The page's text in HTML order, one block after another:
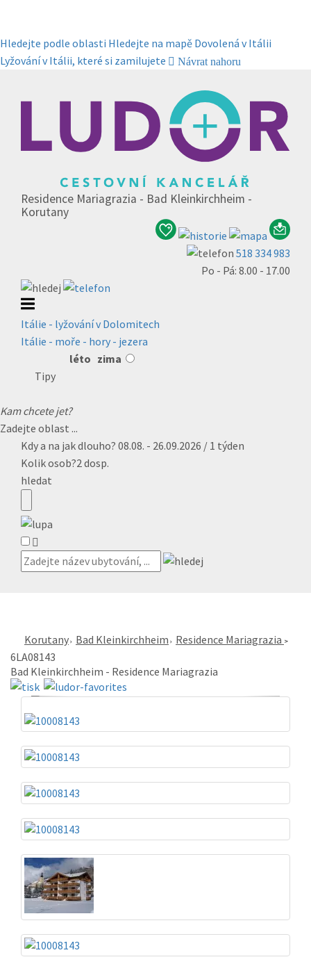
Hledejte podle oblasti Hledejte na mapě Dovolená v Itálii
Lyžování v Itálii, které si zamilujete
Návrat nahoru
Residence Mariagrazia - Bad Kleinkirchheim -
Korutany
518 334 983
Po - Pá: 8.00 - 17.00
Itálie - lyžování v Dolomitech
Itálie - moře - hory - jezera
léto zima
Tipy
Kam chcete jet?
Zadejte oblast ...
Kdy a na jak dlouho? 08.08. - 26.09.2026 / 1 týden
Kolik osob?2 dosp.
hledat
Korutany Bad Kleinkirchheim Residence Mariagrazia
6LA08143
Bad Kleinkirchheim - Residence Mariagrazia